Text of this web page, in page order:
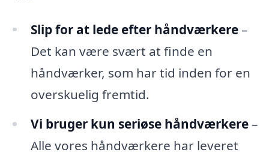
Slip for at lede efter håndværkere–
Det kan være svært at finde en
håndværker, som har tid inden for en
overskuelig fremtid.
Vi bruger kun seriøse håndværkere–
Alle vores håndværkere har leveret